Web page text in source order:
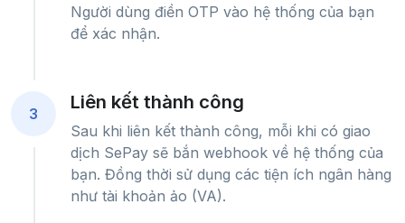
Người dùng điền OTP vào hệ thống của bạn
để xác nhận.
3
Liên kết thành công
Sau khi liên kết thành công, mỗi khi có giao
dịch SePay sẽ bắn webhook về hệ thống của
bạn. Đồng thời sử dụng các tiện ích ngân hàng
như tài khoản ảo (VA).